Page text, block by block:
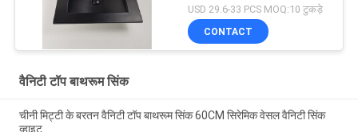
USD 29.6-33 PCS MOQ:10 टुकड़े
CONTACT
वैनिटी टॉप बाथरूम सिंक
चीनी मिट्टी के बरतन वैनिटी टॉप बाथरूम सिंक 60CM सिरेमिक वेसल वैनिटी सिंक
व्हाइट